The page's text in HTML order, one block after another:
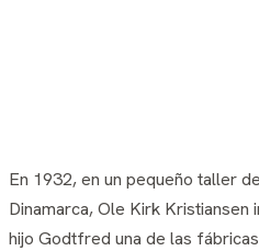
En 1932, en un pequeño taller
Dinamarca, Ole Kirk Kristiansen
hijo Godtfred una de las